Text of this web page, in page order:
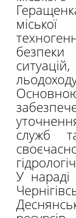
служб
У нараді